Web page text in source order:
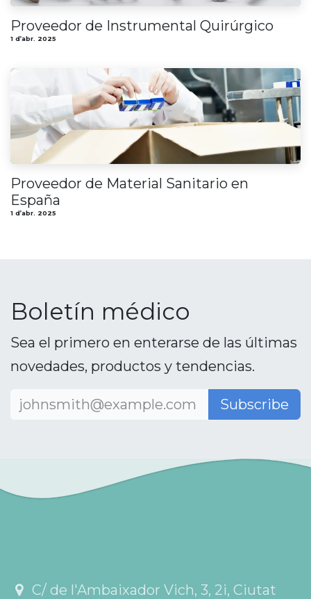
Proveedor de Instrumental Quirúrgico
1 d’abr. 2025
Proveedor de Material Sanitario en
España
1 d’abr. 2025
Boletín médico
Sea el primero en enterarse de las últimas
novedades, productos y tendencias.
Subscribe
C/ de l'Ambaixador Vich, 3, 2i, Ciutat